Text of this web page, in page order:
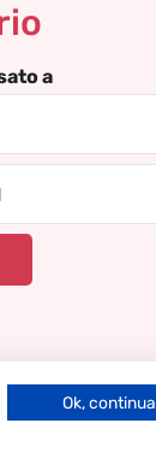
a
Ok, continua